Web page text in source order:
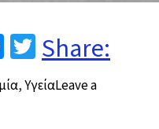
Messenger
Twitter
Share:
,ΥγείαLeave a